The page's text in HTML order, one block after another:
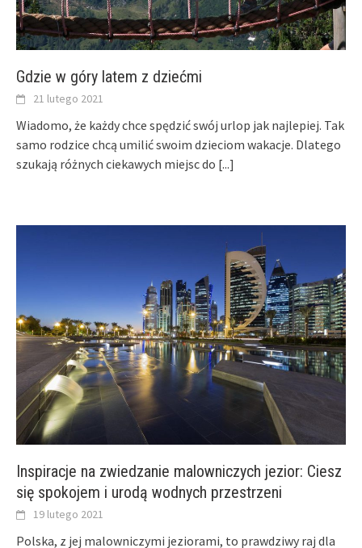
Gdzie w góry latem z dziećmi
21 lutego 2021
Wiadomo, że każdy chce spędzić swój urlop jak najlepiej. Tak
samo rodzice chcą umilić swoim dzieciom wakacje. Dlatego
szukają różnych ciekawych miejsc do [...]
Inspiracje na zwiedzanie malowniczych jezior: Ciesz
się spokojem i urodą wodnych przestrzeni
19 lutego 2021
Polska, z jej malowniczymi jeziorami, to prawdziwy raj dla